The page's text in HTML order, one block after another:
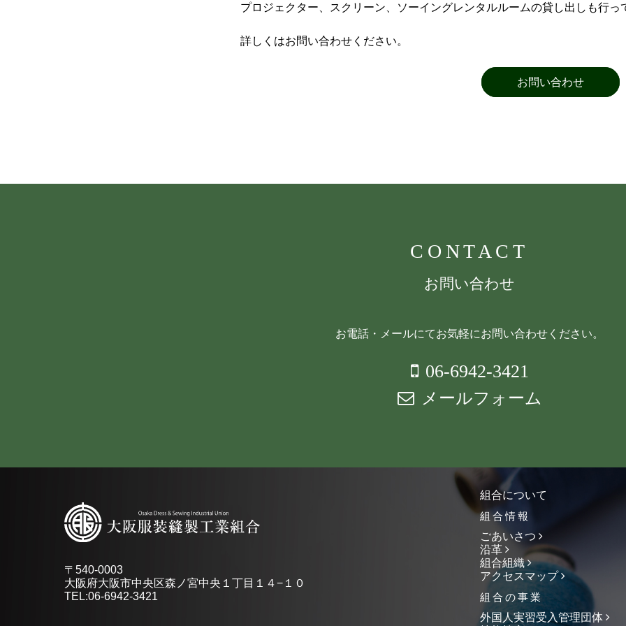
プロジェクター、スクリーン、ソーイングレンタルルームの貸し出しも行っ
詳しくはお問い合わせください。
お問い合わせ
CONTACT
お問い合わせ
お電話・メールにてお気軽にお問い合わせください。
06-6942-3421
メールフォーム
〒540-0003
大阪府大阪市中央区森ノ宮中央１丁目１４−１０
TEL:06-6942-3421
組合について
組合情報
ごあいさつ
沿革
組合組織
アクセスマップ
組合の事業
外国人実習受入管理団体